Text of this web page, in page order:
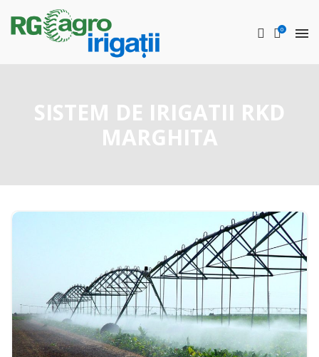
0
SISTEM DE IRIGATII RKD
MARGHITA